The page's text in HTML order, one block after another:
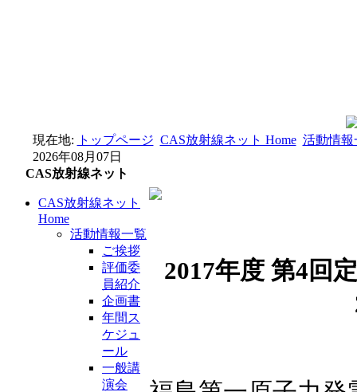
現在地: トップページ CAS放射線ネット Home 活動情報
2026年08月07日
CAS放射線ネット
CAS放射線ネット
Home
活動情報一覧
ご挨拶
評価委
員紹介
企画書
年間ス
ケジュ
ール
一般講
演会
2017年度 第4回